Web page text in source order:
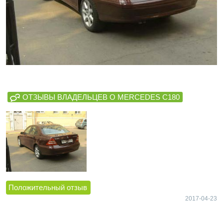
ОТЗЫВЫ ВЛАДЕЛЬЦЕВ О MERCEDES C180
Положительный отзыв
2017-04-23